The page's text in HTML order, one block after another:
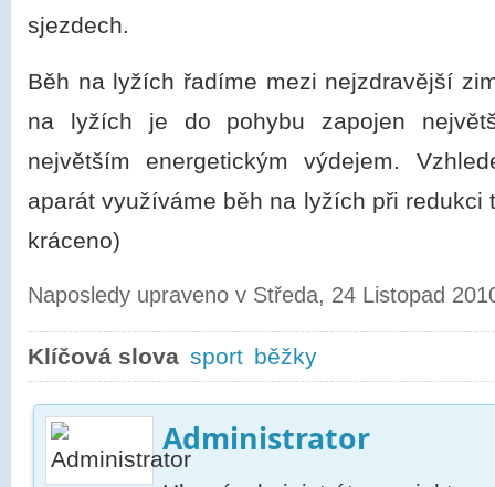
sjezdech.
Běh na lyžích řadíme mezi nejzdravější
na lyžích je do pohybu zapojen
největším energetickým výdejem.
aparát využíváme běh na lyžích při redukci
kráceno)
Naposledy upraveno v Středa, 24 Listopad
Klíčová slova sport běžky
Administrator